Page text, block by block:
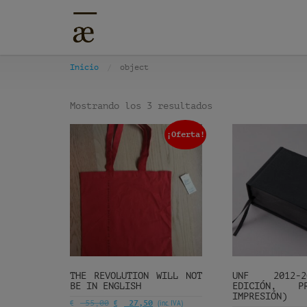
Inicio object
Mostrando los 3 resultados
¡Oferta!
THE REVOLUTION WILL NOT
BE IN ENGLISH
€ 55,00 € 27,50 (inc. IVA)
UNF
EDICIÓN,
IMPRESIÓN)